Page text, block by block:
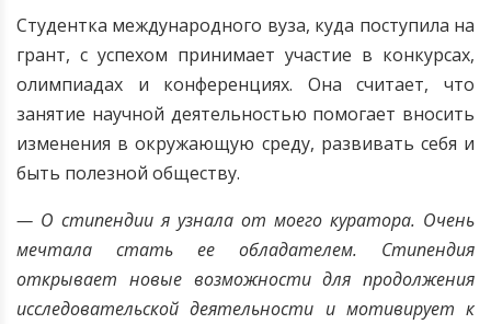
Студентка международного вуза, куда поступила на
грант, с успехом принимает участие в конкурсах,
олимпиадах и конференциях. Она считает, что
занятие научной деятельностью помогает вносить
изменения в окружающую среду, развивать себя и
быть полезной обществу.
— О стипендии я узнала от моего куратора. Очень
мечтала стать ее обладателем. Стипендия
открывает новые возможности для продолжения
исследовательской деятельности и мотивирует к